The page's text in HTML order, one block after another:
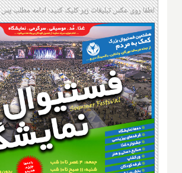
لطفا روی عکس تبلیغات زیر کلیک کنید؛ ادامه مطلب پس